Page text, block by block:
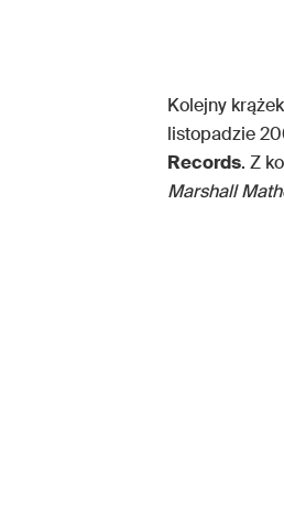
Kolejny krążek
listopadzie
Records. Z
Marshall